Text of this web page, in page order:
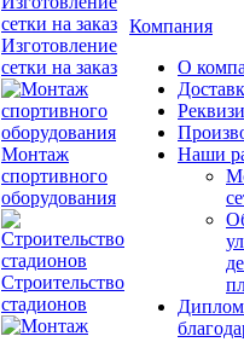
Изготовление
сетки на заказ
Монтаж
спортивного
оборудования
Строительство
стадионов
Компания
О
Наши